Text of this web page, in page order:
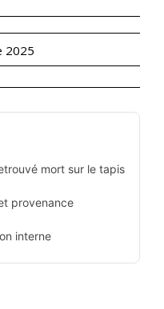
2025
mort sur le tapis
provenance
interne